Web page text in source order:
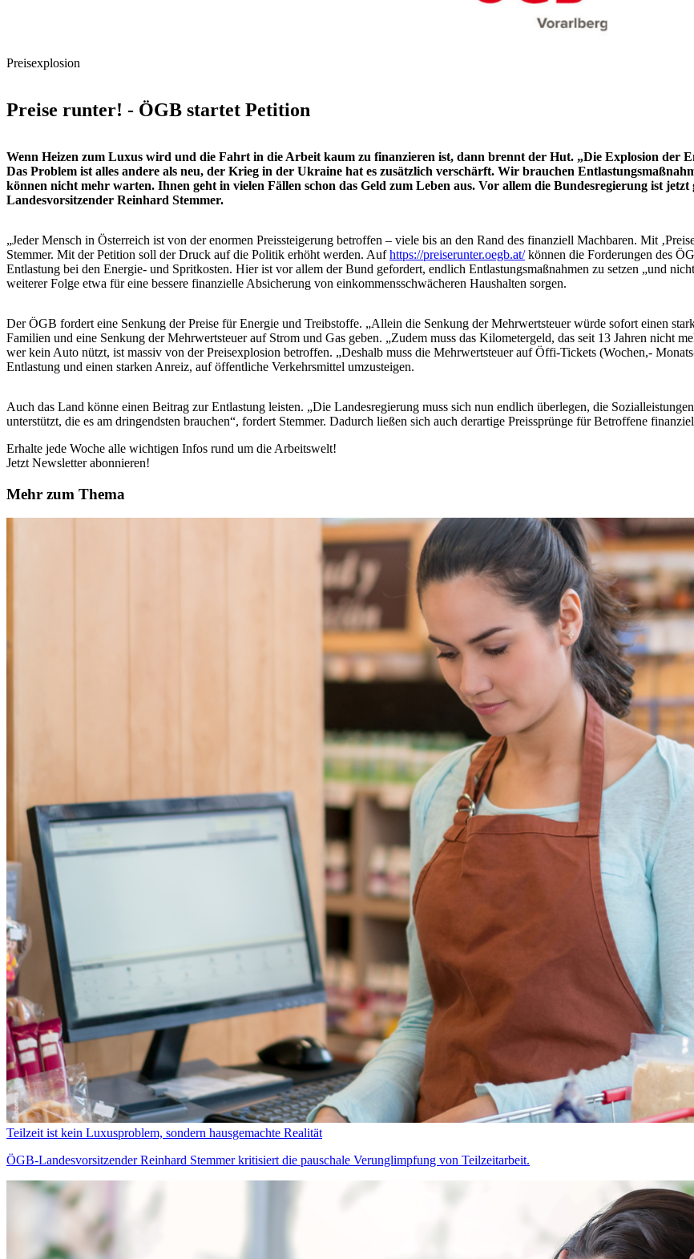
Preisexplosion
Preise runter! - ÖGB startet Petition
Wenn Heizen zum Luxus wird und die Fahrt in die Arbeit kaum zu finanzieren ist, dann brennt der Hut. „Die Explosion der
Das Problem ist alles andere als neu, der Krieg in der Ukraine hat es zusätzlich verschärft. Wir brauchen
können nicht mehr warten. Ihnen geht in vielen Fällen schon das Geld zum Leben aus. Vor allem die Bundesregierung ist
Landesvorsitzender Reinhard Stemmer.
„Jeder Mensch in Österreich ist von der enormen Preissteigerung betroffen – viele bis an den Rand des finanziell Machbaren. Mit
Stemmer. Mit der Petition soll der Druck auf die Politik erhöht werden. Aufhttps://preiserunter.oegb.at/können die Forderungen des
Entlastung bei den Energie- und Spritkosten. Hier ist vor allem der Bund gefordert, endlich Entlastungsmaßnahmen zu setzen „und
weiterer Folge etwa für eine bessere finanzielle Absicherung von einkommensschwächeren Haushalten sorgen.
Der ÖGB fordert eine Senkung der Preise für Energie und Treibstoffe. „Allein die Senkung der Mehrwertsteuer würde sofort einen
Familien und eine Senkung der Mehrwertsteuer auf Strom und Gas geben. „Zudem muss das Kilometergeld, das seit 13 Jahren nicht
wer kein Auto nützt, ist massiv von der Preisexplosion betroffen. „Deshalb muss die Mehrwertsteuer auf Öffi-Tickets (Wochen,-
Entlastung und einen starken Anreiz, auf öffentliche Verkehrsmittel umzusteigen.
Auch das Land könne einen Beitrag zur Entlastung leisten. „Die Landesregierung muss sich nun endlich überlegen, die
unterstützt, die es am dringendsten brauchen“, fordert Stemmer. Dadurch ließen sich auch derartige Preissprünge für Betroffene
Erhalte jede Woche alle wichtigen Infos rund um die Arbeitswelt!
Jetzt Newsletter abonnieren!
Mehr zum Thema
Teilzeit ist kein Luxusproblem, sondern hausgemachte Realität
ÖGB-Landesvorsitzender Reinhard Stemmer kritisiert die pauschale Verunglimpfung von Teilzeitarbeit.